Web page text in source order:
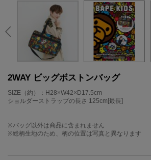
2WAY ビッグボストンバッグ
SIZE（約）：H28×W42×D17.5cm
ショルダーストラップの長さ 125cm[最長]
※バッグ以外は商品に含まれません
※総柄生地のため、柄の位置は写真と異なります